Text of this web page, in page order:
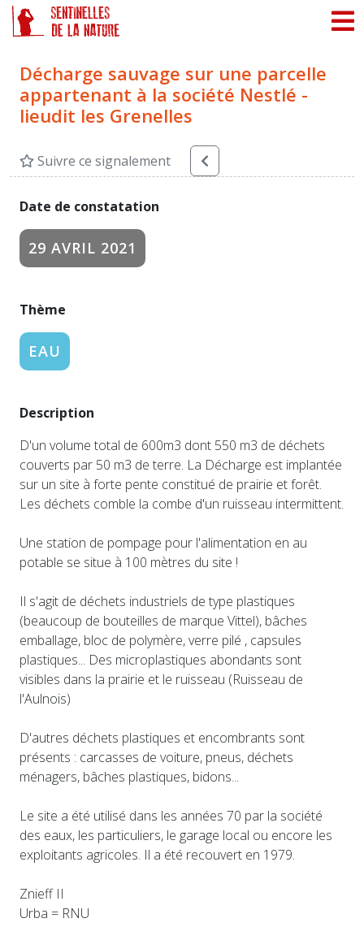
Décharge sauvage sur une parcelle
appartenant à la société Nestlé -
lieudit les Grenelles
Suivre ce signalement
Date de constatation
29 AVRIL 2021
Thème
EAU
Description
D'un volume total de 600m3 dont 550 m3 de déchets
couverts par 50 m3 de terre. La Décharge est implantée
sur un site à forte pente constitué de prairie et forêt.
Les déchets comble la combe d'un ruisseau intermittent.
Une station de pompage pour l'alimentation en au
potable se situe à 100 mètres du site !
Il s'agit de déchets industriels de type plastiques
(beaucoup de bouteilles de marque Vittel), bâches
emballage, bloc de polymère, verre pilé , capsules
plastiques... Des microplastiques abondants sont
visibles dans la prairie et le ruisseau (Ruisseau de
l'Aulnois)
D'autres déchets plastiques et encombrants sont
présents : carcasses de voiture, pneus, déchets
ménagers, bâches plastiques, bidons...
Le site a été utilisé dans les années 70 par la société
des eaux, les particuliers, le garage local ou encore les
exploitants agricoles. Il a été recouvert en 1979.
Znieff II
Urba = RNU
Panneau de gestion des cookies